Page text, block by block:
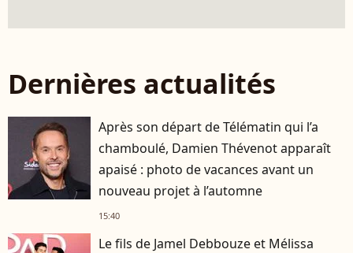
Dernières actualités
Après son départ de Télématin qui l’a
chamboulé, Damien Thévenot apparaît
apaisé : photo de vacances avant un
nouveau projet à l’automne
15:40
Le fils de Jamel Debbouze et Mélissa